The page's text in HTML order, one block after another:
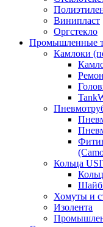
Винипласт
Оргстекло
Промышленные
Камлоки
Кольца
Хомуты и
Изолента